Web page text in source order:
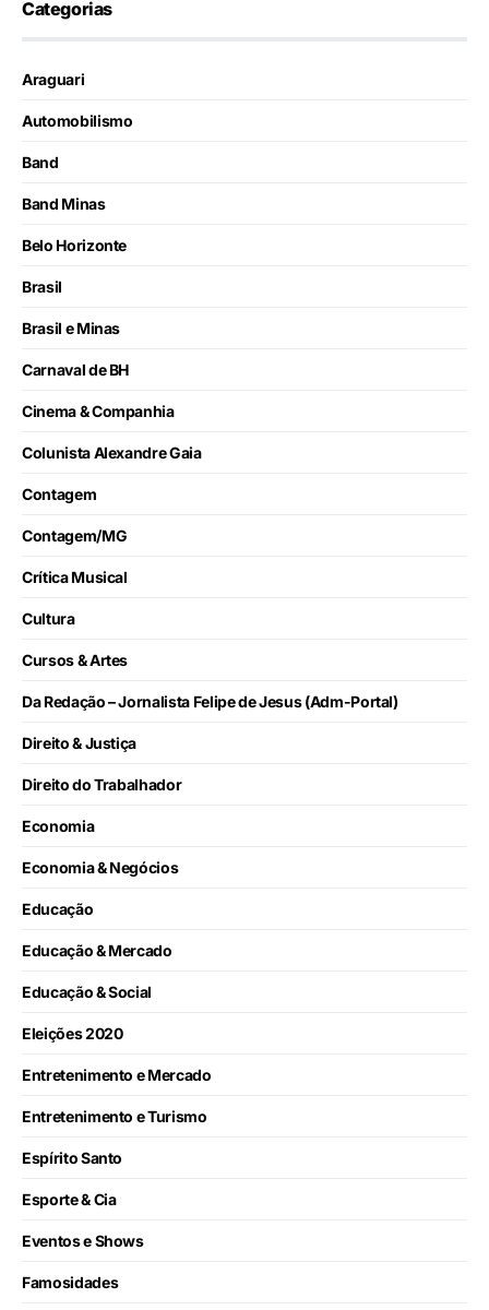
Categorias
Araguari
Automobilismo
Band
Band Minas
Belo Horizonte
Brasil
Brasil e Minas
Carnaval de BH
Cinema & Companhia
Colunista Alexandre Gaia
Contagem
Contagem/MG
Crítica Musical
Cultura
Cursos & Artes
Da Redação – Jornalista Felipe de Jesus (Adm-Portal)
Direito & Justiça
Direito do Trabalhador
Economia
Economia & Negócios
Educação
Educação & Mercado
Educação & Social
Eleições 2020
Entretenimento e Mercado
Entretenimento e Turismo
Espírito Santo
Esporte & Cia
Eventos e Shows
Famosidades